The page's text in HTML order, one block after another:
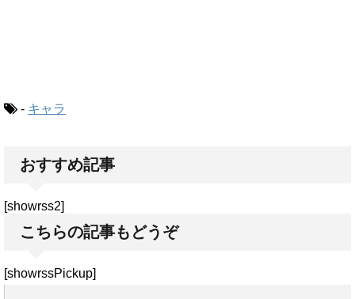
- キャラ
おすすめ記事
[showrss2]
こちらの記事もどうぞ
[showrssPickup]